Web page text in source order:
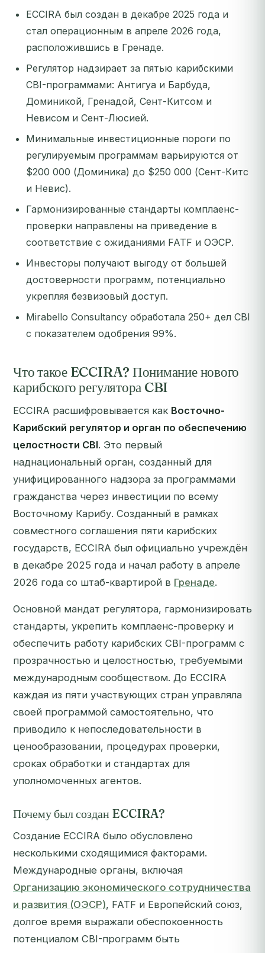
ECCIRA был создан в декабре 2025 года и
стал операционным в апреле 2026 года,
расположившись в Гренаде.
Регулятор надзирает за пятью карибскими
CBI-программами: Антигуа и Барбуда,
Доминикой, Гренадой, Сент-Китсом и
Невисом и Сент-Люсией.
Минимальные инвестиционные пороги по
регулируемым программам варьируются от
$200 000 (Доминика) до $250 000 (Сент-Китс
и Невис).
Гармонизированные стандарты комплаенс-
проверки направлены на приведение в
соответствие с ожиданиями FATF и ОЭСР.
Инвесторы получают выгоду от большей
достоверности программ, потенциально
укрепляя безвизовый доступ.
Mirabello Consultancy обработала 250+ дел CBI
с показателем одобрения 99%.
Что такое ECCIRA? Понимание нового
карибского регулятора CBI
ECCIRA расшифровывается как Восточно-
Карибский регулятор и орган по обеспечению
целостности CBI. Это первый
наднациональный орган, созданный для
унифицированного надзора за программами
гражданства через инвестиции по всему
Восточному Карибу. Созданный в рамках
совместного соглашения пяти карибских
государств, ECCIRA был официально учреждён
в декабре 2025 года и начал работу в апреле
2026 года со штаб-квартирой в Гренаде.
Основной мандат регулятора, гармонизировать
стандарты, укрепить комплаенс-проверку и
обеспечить работу карибских CBI-программ с
прозрачностью и целостностью, требуемыми
международным сообществом. До ECCIRA
каждая из пяти участвующих стран управляла
своей программой самостоятельно, что
приводило к непоследовательности в
ценообразовании, процедурах проверки,
сроках обработки и стандартах для
уполномоченных агентов.
Почему был создан ECCIRA?
Создание ECCIRA было обусловлено
несколькими сходящимися факторами.
Международные органы, включая
Организацию экономического сотрудничества
и развития (ОЭСР), FATF и Европейский союз,
долгое время выражали обеспокоенность
потенциалом CBI-программ быть